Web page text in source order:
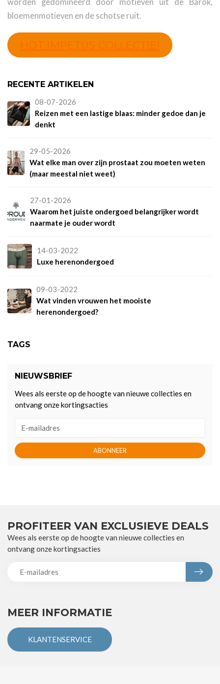
worden gedomineerd door motieven uit de Barok,
bloemenmotieven en de schotse ruit.
HOT IMPETUS COLLECTIE!
RECENTE ARTIKELEN
08-07-2026
Reizen met een lastige blaas: minder gedoe dan je
denkt
29-05-2026
Wat elke man over zijn prostaat zou moeten weten
(maar meestal niet weet)
27-01-2026
Waarom het juiste ondergoed belangrijker wordt
naarmate je ouder wordt
14-03-2022
Luxe herenondergoed
09-03-2022
Wat vinden vrouwen het mooiste
herenondergoed?
TAGS
NIEUWSBRIEF
Wees als eerste op de hoogte van nieuwe collecties en
ontvang onze kortingsacties
ABONNEER
MEER INFORMATIE
KLANTENSERVICE
PROFITEER VAN EXCLUSIEVE DEALS
Wees als eerste op de hoogte van nieuwe collecties en
ontvang onze kortingsacties